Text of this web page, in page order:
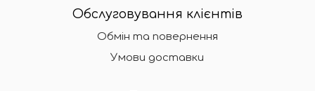
Обслуговування клієнтів
Обмін та повернення
Умови доставки